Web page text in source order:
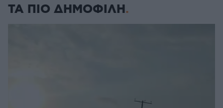
ΤΑ ΠΙΟ ΔΗΜΟΦΙΛΗ